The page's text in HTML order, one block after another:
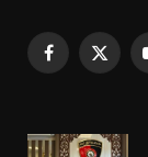
Facebook
X